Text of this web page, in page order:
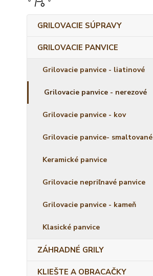
GRILOVACIE SÚPRAVY
GRILOVACIE PANVICE
Grilovacie panvice - liatinové
Grilovacie panvice - nerezové
Grilovacie panvice - kov
Grilovacie panvice- smaltované
Keramické panvice
Grilovacie nepriľnavé panvice
Grilovacie panvice - kameň
Klasické panvice
ZÁHRADNÉ GRILY
KLIEŠTE A OBRACAČKY